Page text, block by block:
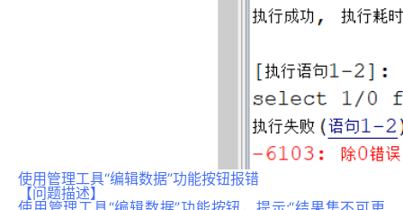
使用管理工具“编辑数据”功能按钮报错
【问题描述】